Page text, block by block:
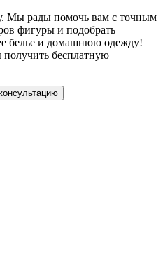
Мы рады помочь вам с точным
фигуры и подобрать
белье и домашнюю одежду!
получить бесплатную